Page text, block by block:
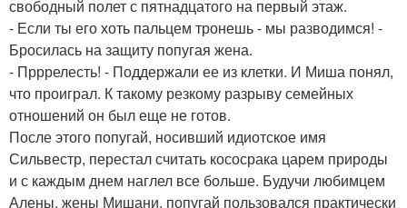
свободный полет с пятнадцатого на первый этаж.
- Если ты его хоть пальцем тронешь - мы разводимся! -
Бросилась на защиту попугая жена.
- Прррелесть! - Поддержали ее из клетки. И Миша понял,
что проиграл. К такому резкому разрыву семейных
отношений он был еще не готов.
После этого попугай, носивший идиотское имя
Сильвестр, перестал считать кососрака царем природы
и с каждым днем наглел все больше. Будучи любимцем
Алены, жены Мишани, попугай пользовался практически